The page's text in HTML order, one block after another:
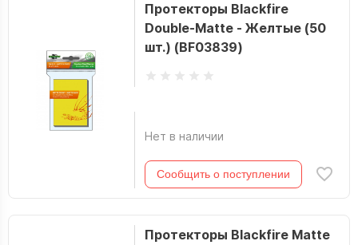
Протекторы Blackfire
Double-Matte - Желтые (50
шт.) (BF03839)
Нет в наличии
Сообщить о поступлении
Протекторы Blackfire Matte